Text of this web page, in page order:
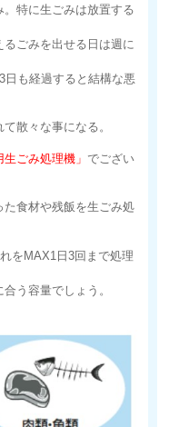
特に生ごみは放置する
ごみを出せる日は週に
日も経過すると結構な悪
散々な事になる。
生ごみ処理機」 でござい
食材や残飯を生ごみ処
をMAX1日3回まで処理
う容量でしょう。